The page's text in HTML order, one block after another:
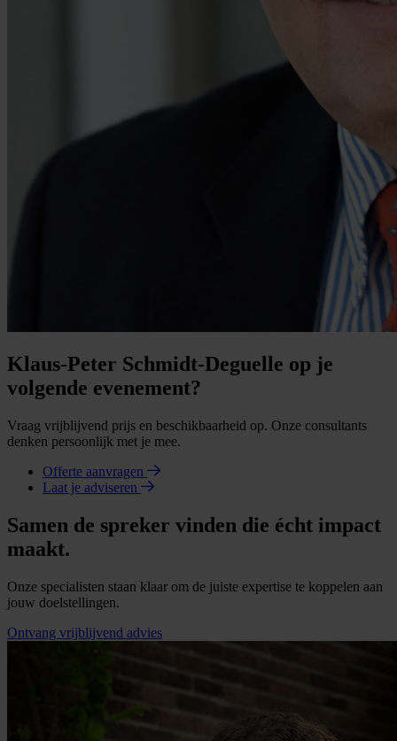
Klaus-Peter Schmidt-Deguelle op je
volgende evenement?
Vraag vrijblijvend prijs en beschikbaarheid op. Onze consultants
denken persoonlijk met je mee.
Offerte aanvragen
Laat je adviseren
Samen de spreker vinden die écht impact
maakt.
Onze specialisten staan klaar om de juiste expertise te koppelen aan
jouw doelstellingen.
Ontvang vrijblijvend advies